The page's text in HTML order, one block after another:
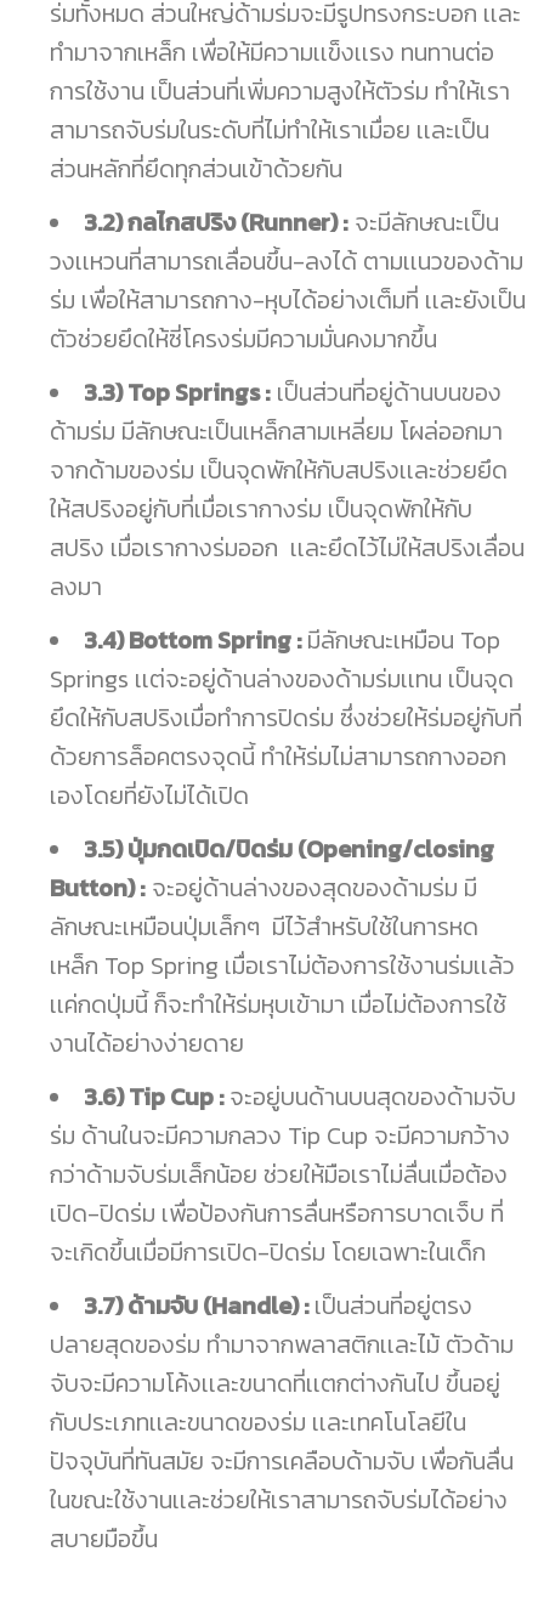
ร่มทั้งหมด ส่วนใหญ่ด้ามร่มจะมีรูปทรงกระบอก เเละ
ทำมาจากเหล็ก เพื่อให้มีความเเข็งเเรง ทนทานต่อ
การใช้งาน เป็นส่วนที่เพิ่มความสูงให้ตัวร่ม ทำให้เรา
สามารถจับร่มในระดับที่ไม่ทำให้เราเมื่อย เเละเป็น
ส่วนหลักที่ยึดทุกส่วนเข้าด้วยกัน
3.2) กลไกสปริง (Runner) : จะมีลักษณะเป็น
วงเเหวนที่สามารถเลื่อนขึ้น-ลงได้ ตามเเนวของด้าม
ร่ม เพื่อให้สามารถกาง-หุบได้อย่างเต็มที่ เเละยังเป็น
ตัวช่วยยึดให้ซี่โครงร่มมีความมั่นคงมากขึ้น
3.3) Top Springs : เป็นส่วนที่อยู่ด้านบนของ
ด้ามร่ม มีลักษณะเป็นเหล็กสามเหลี่ยม โผล่ออกมา
จากด้ามของร่ม เป็นจุดพักให้กับสปริงเเละช่วยยึด
ให้สปริงอยู่กับที่เมื่อเรากางร่ม เป็นจุดพักให้กับ
สปริง เมื่อเรากางร่มออก เเละยึดไว้ไม่ให้สปริงเลื่อน
ลงมา
3.4) Bottom Spring :มีลักษณะเหมือน Top
Springs เเต่จะอยู่ด้านล่างของด้ามร่มเเทน เป็นจุด
ยึดให้กับสปริงเมื่อทำการปิดร่ม ซึ่งช่วยให้ร่มอยู่กับที่
ด้วยการล็อคตรงจุดนี้ ทำให้ร่มไม่สามารถกางออก
เองโดยที่ยังไม่ได้เปิด
3.5) ปุ่มกดเปิด/ปิดร่ม (Opening/closing
Button) : จะอยู่ด้านล่างของสุดของด้ามร่ม มี
ลักษณะเหมือนปุ่มเล็กๆ มีไว้สำหรับใช้ในการหด
เหล็ก Top Spring เมื่อเราไม่ต้องการใช้งานร่มเเล้ว
เเค่กดปุ่มนี้ ก็จะทำให้ร่มหุบเข้ามา เมื่อไม่ต้องการใช้
งานได้อย่างง่ายดาย
3.6) Tip Cup :จะอยู่บนด้านบนสุดของด้ามจับ
ร่ม ด้านในจะมีความกลวง Tip Cup จะมีความกว้าง
กว่าด้ามจับร่มเล็กน้อย ช่วยให้มือเราไม่ลื่นเมื่อต้อง
เปิด-ปิดร่ม เพื่อป้องกันการลื่นหรือการบาดเจ็บ ที่
จะเกิดขึ้นเมื่อมีการเปิด-ปิดร่ม โดยเฉพาะในเด็ก
3.7) ด้ามจับ (Handle) :เป็นส่วนที่อยู่ตรง
ปลายสุดของร่ม ทำมาจากพลาสติกเเละไม้ ตัวด้าม
จับจะมีความโค้งเเละขนาดที่เเตกต่างกันไป ขึ้นอยู่
กับประเภทเเละขนาดของร่ม เเละเทคโนโลยีใน
ปัจจุบันที่ทันสมัย จะมีการเคลือบด้ามจับ เพื่อกันลื่น
ในขณะใช้งานเเละช่วยให้เราสามารถจับร่มได้อย่าง
สบายมือขึ้น